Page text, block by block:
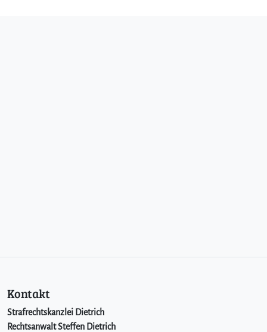
Kontakt
Strafrechtskanzlei Dietrich
Rechtsanwalt Steffen Dietrich